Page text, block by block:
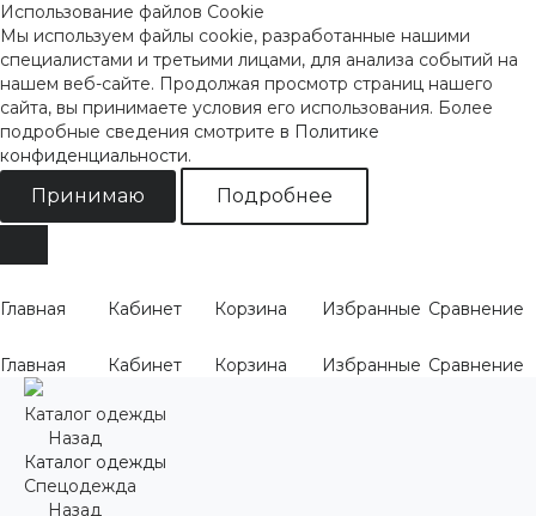
Использование файлов Cookie
Мы используем файлы cookie, разработанные нашими
специалистами и третьими лицами, для анализа событий на
нашем веб-сайте. Продолжая просмотр страниц нашего
сайта, вы принимаете условия его использования. Более
подробные сведения смотрите в Политике
конфиденциальности.
Принимаю Подробнее
Главная Кабинет Корзина Избранные Сравнение
Главная Кабинет Корзина Избранные Сравнение
Каталог одежды
Назад
Каталог одежды
Спецодежда
Назад